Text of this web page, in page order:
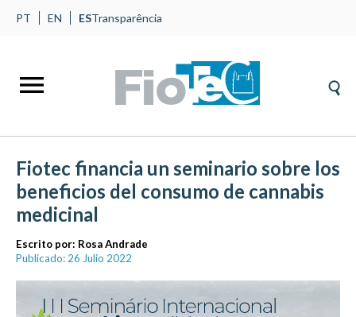
PT EN ESTransparência
Fiotec financia un seminario sobre los
beneficios del consumo de cannabis
medicinal
Escrito por: Rosa Andrade
Publicado: 26 Julio 2022